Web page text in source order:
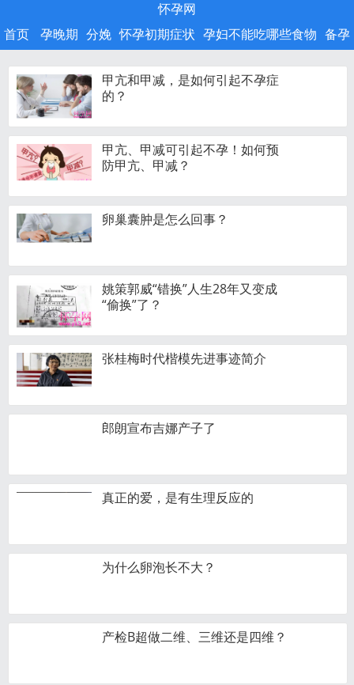
怀孕网
首页
孕晚期 分娩 怀孕初期症状 孕妇不能吃哪些食物 备孕
甲亢和甲减，是如何引起不孕症
的？
甲亢、甲减可引起不孕！如何预
防甲亢、甲减？
卵巢囊肿是怎么回事？
姚策郭威“错换”人生28年又变成
“偷换”了？
张桂梅时代楷模先进事迹简介
郎朗宣布吉娜产子了
真正的爱，是有生理反应的
为什么卵泡长不大？
产检B超做​二维、三维还是四维？